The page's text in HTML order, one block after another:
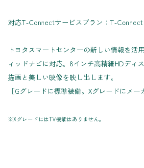
対応T-Connectサービスプラン：T-Connect
トヨタスマートセンターの新しい情報を活
ィッドナビに対応。8インチ高精細HDディ
描画と美しい映像を映し出します。
［Gグレードに標準装備。Xグレードにメー
※XグレードにはTV機能はありません。